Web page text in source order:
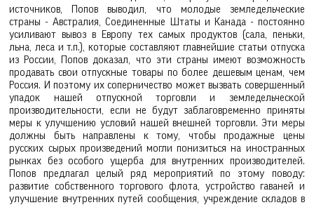
источников, Попов выводил, что молодые земледельческие
страны - Австралия, Соединенные Штаты и Канада - постоянно
усиливают вывоз в Европу тех самых продуктов (сала, пеньки,
льна, леса и т.п.), которые составляют главнейшие статьи отпуска
из России, Попов доказал, что эти страны имеют возможность
продавать свои отпускные товары по более дешевым ценам, чем
Россия. И поэтому их соперничество может вызвать совершенный
упадок нашей отпускной торговли и земледельческой
производительности, если не будут заблаговременно приняты
меры к улучшению условий нашей внешней торговли. Эти меры
должны быть направлены к тому, чтобы продажные цены
русских сырых произведений могли понизиться на иностранных
рынках без особого ущерба для внутренних производителей.
Попов предлагал целый ряд мероприятий по этому поводу:
развитие собственного торгового флота, устройство гаваней и
улучшение внутренних путей сообщения, учреждение складов в